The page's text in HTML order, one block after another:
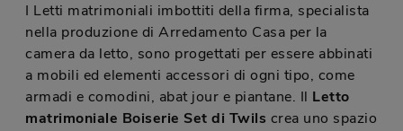
I Letti matrimoniali imbottiti della firma, specialista
nella produzione di Arredamento Casa per la
camera da letto, sono progettati per essere abbinati
a mobili ed elementi accessori di ogni tipo, come
armadi e comodini, abat jour e piantane. Il Letto
matrimoniale Boiserie Set di Twils crea uno spazio